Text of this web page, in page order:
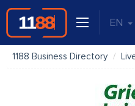
EN
1188 Business Directory